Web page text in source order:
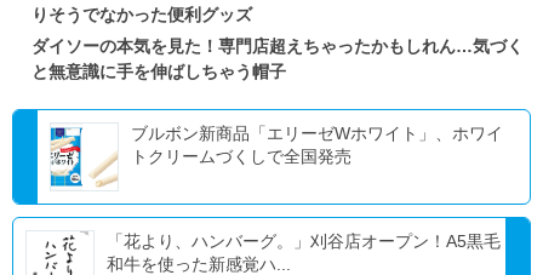
りそうでなかった便利グッズ
ダイソーの本気を見た！専門店超えちゃったかもしれん…気づく
と無意識に手を伸ばしちゃう帽子
ブルボン新商品「エリーゼWホワイト」、ホワイ
トクリームづくしで全国発売
「花より、ハンバーグ。」刈谷店オープン！A5黒毛
和牛を使った新感覚ハ...